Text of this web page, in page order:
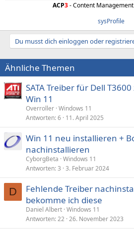
ACP3- Content
sysProfile
Du musst dich einloggen oder
Ähnliche Themen
SATA Treiber für Dell
Win 11
Overroller Windows 11
Antworten 6 11. April 2025
Win 11 neu installieren +
nachinstallieren
CyborgBeta Windows 11
Antworten 3 3. Februar 2024
D
Fehlende Treiber
bekomme ich diese
Daniel Albert Windows 11
Antworten 22 26. November 2023